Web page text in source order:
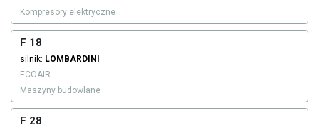
Kompresory elektryczne
F 18
silnik: LOMBARDINI
ECOAIR
Maszyny budowlane
F 28